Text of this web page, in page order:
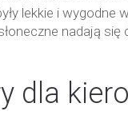
lekkie i wygodne
nadają
dla